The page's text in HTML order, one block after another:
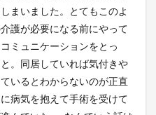
まいました。とてもこのよ
護が必要になる前にやって
ミュニケーションをとっ
。同居していれば気付きや
いるとわからないのが正直
病気を抱えて手術を受けて